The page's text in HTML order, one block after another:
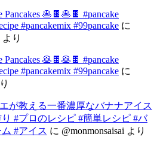
Pancakes 🥞🍫🥞🍫 #pancake
#pancakemix #99pancake に
より
Pancakes 🥞🍫🥞🍫 #pancake
#pancakemix #99pancake に
が教える一番濃厚なバナナアイス
#プロのレシピ #簡単レシピ #バ
#アイス に @monmonsaisai より